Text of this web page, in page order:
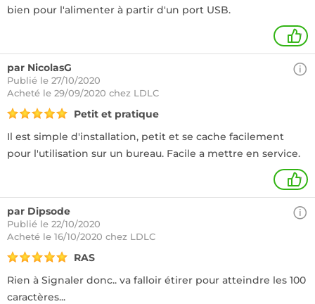
bien pour l'alimenter à partir d'un port USB.
1
par NicolasG
Publié le 27/10/2020
Acheté le 29/09/2020 chez LDLC
Petit et pratique
Il est simple d'installation, petit et se cache facilement
pour l'utilisation sur un bureau. Facile a mettre en service.
1
par Dipsode
Publié le 22/10/2020
Acheté le 16/10/2020 chez LDLC
RAS
Rien à Signaler donc.. va falloir étirer pour atteindre les 100
caractères...